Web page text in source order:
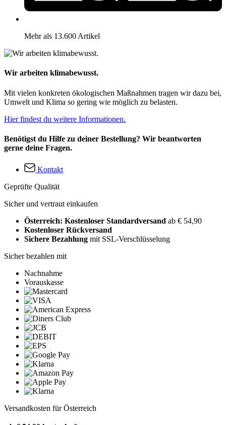
Mehr als 13.600 Artikel
Wir arbeiten klimabewusst.
Mit vielen konkreten ökologischen Maßnahmen tragen wir dazu bei,
Umwelt und Klima so gering wie möglich zu belasten.
Hier findest du weitere Informationen.
Benötigst du Hilfe zu deiner Bestellung? Wir beantworten
gerne deine Fragen.
Kontakt
Geprüfte Qualität
Sicher und vertraut einkaufen
Österreich: Kostenloser Standardversand ab € 54,90
Kostenloser Rückversand
Sichere Bezahlung mit SSL-Verschlüsselung
Sicher bezahlen mit
Nachnahme
Vorauskasse
Versandkosten für Österreich